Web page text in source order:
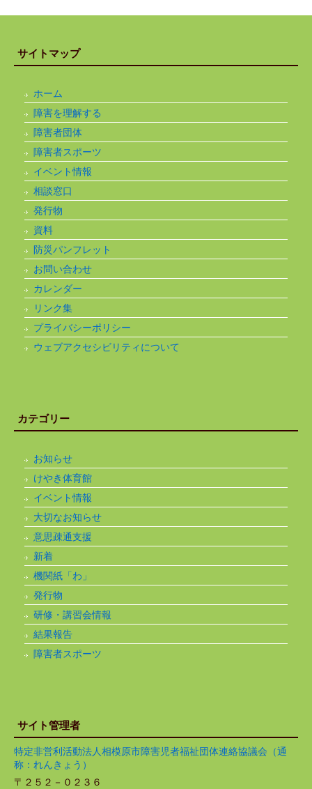
サイトマップ
ホーム
障害を理解する
障害者団体
障害者スポーツ
イベント情報
相談窓口
発行物
資料
防災パンフレット
お問い合わせ
カレンダー
リンク集
プライバシーポリシー
ウェブアクセシビリティについて
カテゴリー
お知らせ
けやき体育館
イベント情報
大切なお知らせ
意思疎通支援
新着
機関紙「わ」
発行物
研修・講習会情報
結果報告
障害者スポーツ
サイト管理者
特定非営利活動法人相模原市障害児者福祉団体連絡協議会（通
称：れんきょう）
〒２５２－０２３６